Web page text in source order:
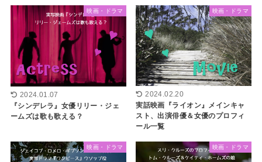
映画・ドラマ
2024.01.07
『シンデレラ』女優リリー・ジェ
ームズは歌も歌える？
映画・ドラマ
2024.02.20
実話映画『ライオン』メインキャ
スト、出演俳優＆女優のプロフィ
ール一覧
映画・ドラマ 映画・ドラマ